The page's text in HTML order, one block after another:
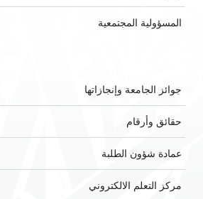
المسؤولية المجتمعية
جوائز الجامعة وإنجازاتها
حقائق وأرقام
عمادة شؤون الطلبة
مركز التعلم الالكتروني